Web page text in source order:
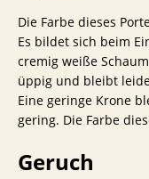
Die Farbe dieses
Es bildet sich beim
cremig weiße
üppig und bleibt
Eine geringe Krone
gering. Die Farbe
Geruch